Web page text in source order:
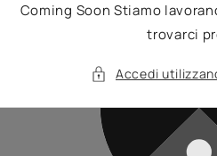
Coming Soon Stiamo
trovarci
Accedi